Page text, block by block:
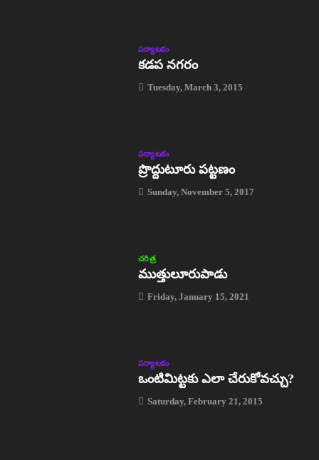
పర్యాటకం
కడప నగరం
Tuesday, March 3, 2015
పర్యాటకం
ప్రొద్దుటూరు పట్టణం
Sunday, November 5, 2017
చరిత్ర
ముత్తులూరుపాడు
Friday, January 15, 2021
పర్యాటకం
ఒంటిమిట్టకు ఎలా చేరుకోవచ్చు?
Saturday, February 21, 2015